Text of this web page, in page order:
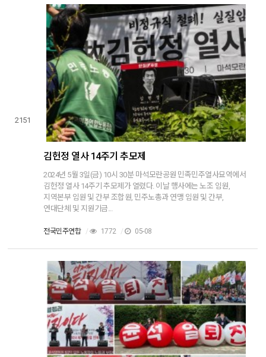
2151
김헌정 열사 14주기 추모제
2024년 5월 3일(금) 10시 30분 마석모란공원 민족민주열사묘역에서
김헌정 열사 14주기 추모제가 열렸다. 이날 행사에는 노조 임원,
지역본부 임원 및 간부 조합원, 민주노총과 연맹 임원 및 간부,
연대단체 및 지원기금...
전국민주연합 / 1772 / 05-08